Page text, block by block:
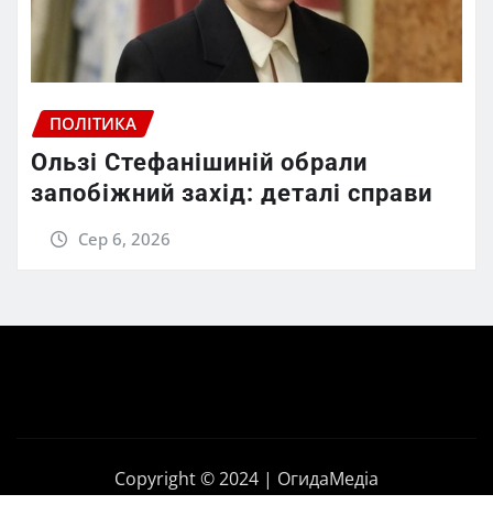
ПОЛІТИКА
Ользі Стефанішиній обрали
запобіжний захід: деталі справи
Сер 6, 2026
Copyright © 2024 | ОгидаМедіа